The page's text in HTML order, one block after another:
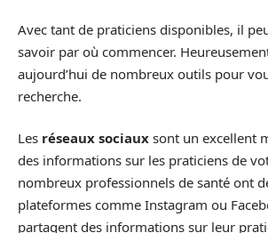
Avec tant de praticiens disponibles, il
savoir par où commencer.
aujourd’hui de nombreux outils pour
recherche.
Les réseaux sociaux sont un excellent
des informations sur les praticiens de
nombreux professionnels de santé ont
plateformes comme Instagram ou
partagent des informations sur leur